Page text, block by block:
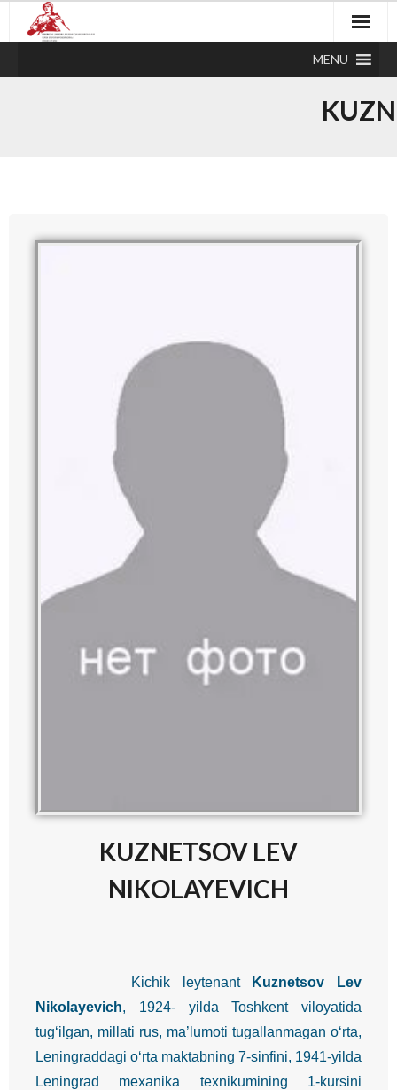
MENU
KUZNETSOV LEV
NIKOLAYEVICH
Kichik leytenant
Kuznetsov Lev
Nikolayevich, 1924- yilda Toshkent viloyatida
tug‘ilgan, millati rus, ma’lumoti tugallanmagan o‘rta,
Leningraddagi o‘rta maktabning 7-sinfini, 1941-yilda
Leningrad mexanika texnikumining 1-kursini